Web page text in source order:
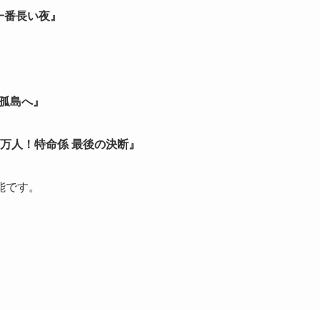
長い夜』
島へ』
！特命係 最後の決断』
す。